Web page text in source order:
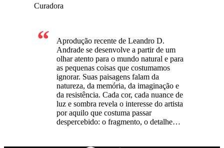
Aprodução recente de Leandro D.
Andrade se desenvolve a partir de um
olhar atento para o mundo natural e para
as pequenas coisas que costumamos
ignorar. Suas paisagens falam da
natureza, da memória, da imaginação e
da resistência. Cada cor, cada nuance de
luz e sombra revela o interesse do artista
por aquilo que costuma passar
despercebido: o fragmento, o detalhe…
Curadora